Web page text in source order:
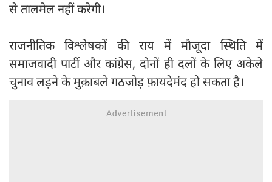
से तालमेल नहीं करेगी।
राजनीतिक विश्लेषकों की राय में मौजूदा स्थिति में
समाजवादी पार्टी और कांग्रेस, दोनों ही दलों के लिए अकेले
चुनाव लड़ने के मुक़ाबले गठजोड़ फ़ायदेमंद हो सकता है।